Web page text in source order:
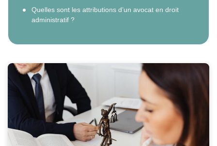
Quelles sont les attributions d’un avocat en droit
administratif ?